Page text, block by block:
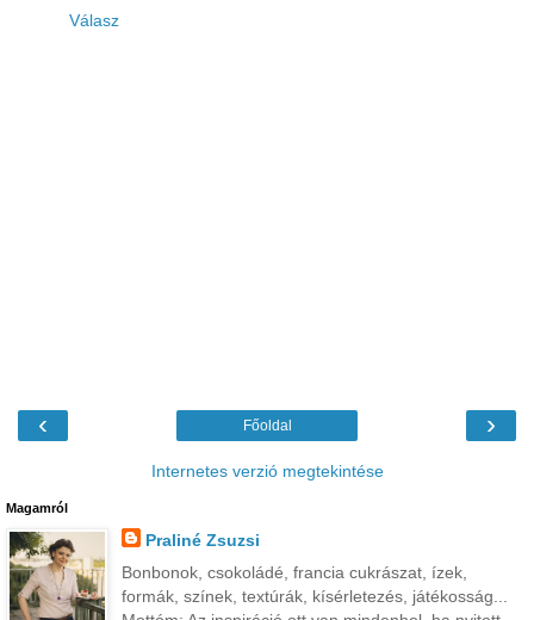
Válasz
‹ ›
Főoldal
Internetes verzió megtekintése
Magamról
Praliné Zsuzsi
Bonbonok, csokoládé, francia cukrászat, ízek,
formák, színek, textúrák, kísérletezés, játékosság...